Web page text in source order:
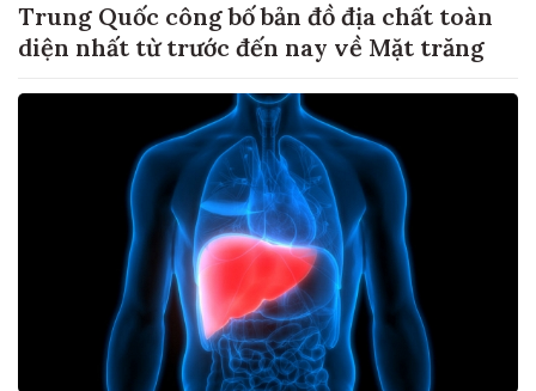
Trung Quốc công bố bản đồ địa chất toàn
diện nhất từ trước đến nay về Mặt trăng